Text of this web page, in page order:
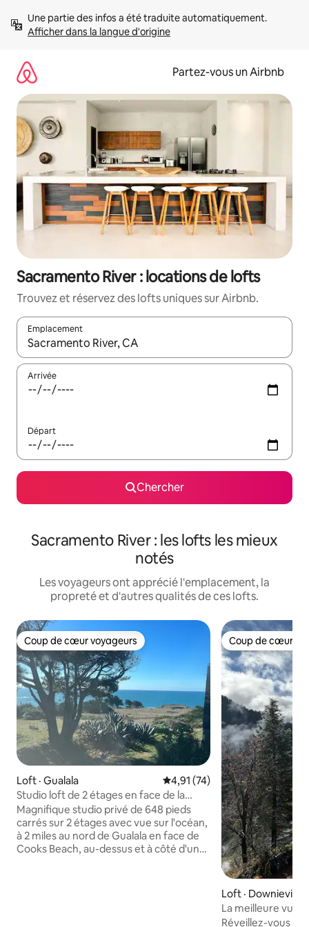
directement
Afficher dans la langue d'origine
Partez-vous un Airbnb
Sacramento River : locations de lofts
Trouvez et réservez des lofts uniques sur Airbnb.
Emplacement
Quand les résultats sont affichés, parcourez-les en utilisant
Arrivée
Départ
Chercher
Sacramento River : les lofts les mieux
notés
Les voyageurs ont apprécié l'emplacement, la
propreté et d'autres qualités de ces lofts.
Coup de cœur voyageurs
Coup de cœur voyageurs
Loft · Gualala Note moyenne de 4,91 sur 5,
4,91 (74)
Studio loft de 2 étages en face de la
plage, vue sur l'océan
Magnifique studio privé de 648 pieds
carrés sur 2 étages avec vue sur l'océan,
à 2 miles au nord de Gualala en face de
Cooks Beach, au-dessus et à côté d'un
Coup de cœur
Coup de cœur
Loft · Downieville
La meilleure vue
pas de la ville et
Réveillez-vous